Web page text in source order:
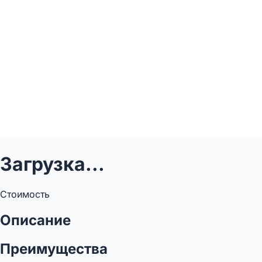
Загрузка...
Стоимость
Описание
Преимущества